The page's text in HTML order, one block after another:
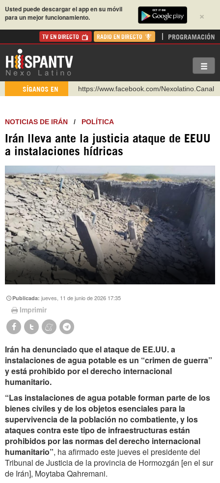
×
Usted puede descargar el app en su móvil
para un mejor funcionamiento.
TV EN DIRECTO RADIO EN DIRECTO PROGRAMACIÓN
SÍGANOS EN
https://www.facebook.com/Nexolatino.Canal
http://twitter.com/nexo_latino
https://t.me/hispantvcanal
https://urmedium.com/c/hispantv
Instagram como: hispan_tv
NOTICIAS DE IRÁN / POLÍTICA
Irán lleva ante la justicia ataque de EEUU
a instalaciones hídricas
Publicada:jueves, 11 de junio de 2026 17:35
Imprimir
Irán ha denunciado que el ataque de EE.UU. a
instalaciones de agua potable es un “crimen de guerra”
y está prohibido por el derecho internacional
humanitario.
“Las instalaciones de agua potable forman parte de los
bienes civiles y de los objetos esenciales para la
supervivencia de la población no combatiente, y los
ataques contra este tipo de infraestructuras están
prohibidos por las normas del derecho internacional
humanitario”, ha afirmado este jueves el presidente del
Tribunal de Justicia de la provincia de Hormozgán [en el sur
de Irán], Moytaba Qahremani.